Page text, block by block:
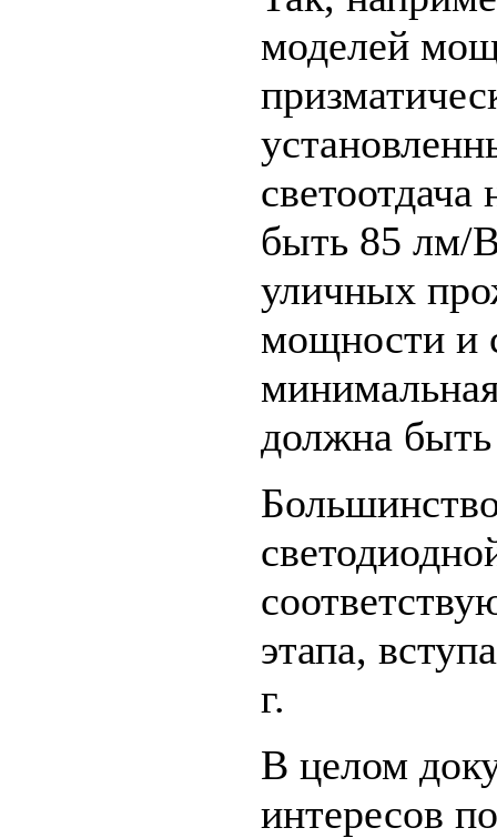
моделей
быть 85 лм/
уличных
мощности и
должна
этапа,
г.
В целом
интересов